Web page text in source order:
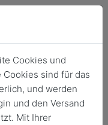
Cookies und
sind für das
und werden
und den Versand
Mit Ihrer